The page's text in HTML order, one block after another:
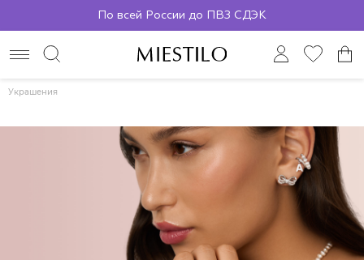
По всей России до ПВЗ СДЭК
Украшения